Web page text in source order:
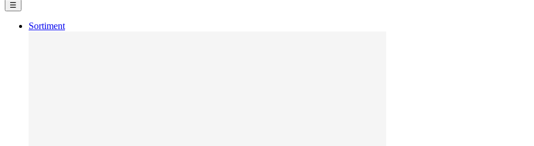
☰
Sortiment